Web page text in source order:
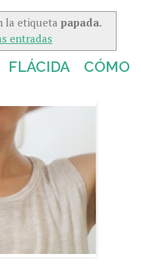
la etiquetapapada.
entradas
CÓMO